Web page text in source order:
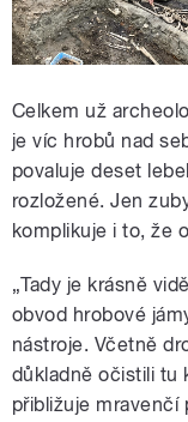
Celkem už
je víc hrobů nad
povaluje deset
rozložené. Jen
komplikuje i to, že
„Tady je krásně
obvod hrobové
nástroje. Včetně
důkladně očistili tu
přibližuje mravenčí